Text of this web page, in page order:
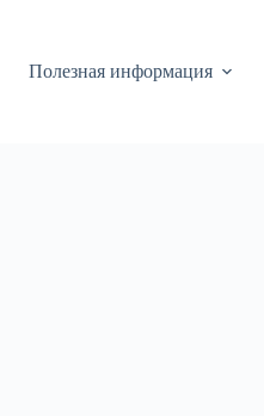
Полезная информация